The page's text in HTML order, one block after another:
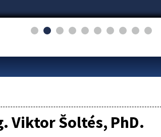
Viktor Šoltés, PhD.